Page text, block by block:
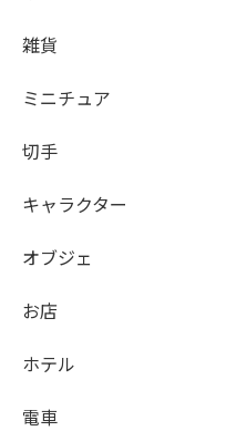
雑貨
ミニチュア
切手
キャラクター
オブジェ
お店
ホテル
電車